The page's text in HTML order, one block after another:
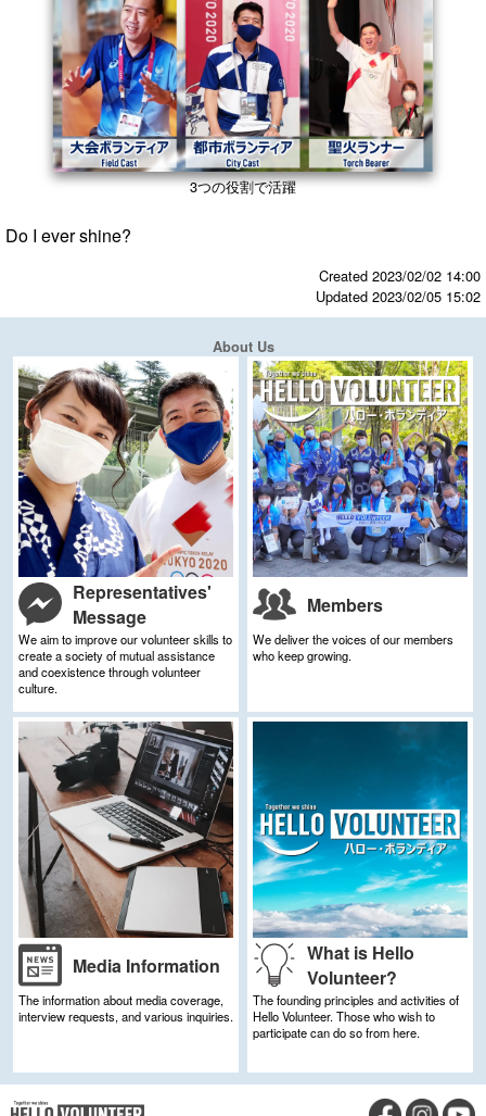
3つの役割で活躍
Do I ever shine?
Created 2023/02/02 14:00
Updated 2023/02/05 15:02
About Us
Representatives'
Message
We aim to improve our volunteer skills to
create a society of mutual assistance
and coexistence through volunteer
culture.
Members
We deliver the voices of our members
who keep growing.
Media Information
The information about media coverage,
interview requests, and various inquiries.
What is Hello
Volunteer?
The founding principles and activities of
Hello Volunteer. Those who wish to
participate can do so from here.